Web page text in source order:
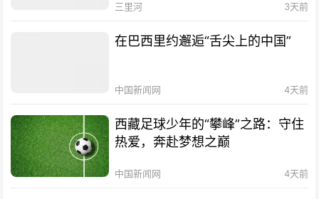
三里河 3天前
在巴西里约邂逅“舌尖上的中国”
中国新闻网 4天前
西藏足球少年的“攀峰”之路：守住
热爱，奔赴梦想之巅
中国新闻网 4天前